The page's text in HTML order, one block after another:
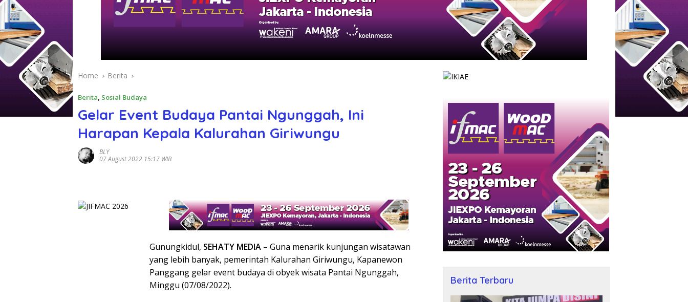
Home Berita
Berita, Sosial Budaya
Gelar Event Budaya Pantai Ngunggah, Ini
Harapan Kepala Kalurahan Giriwungu
BLY
07 August 2022 15:17 WIB
Gunungkidul, SEHATY MEDIA – Guna menarik kunjungan wisatawan
yang lebih banyak, pemerintah Kalurahan Giriwungu, Kapanewon
Panggang gelar event budaya di obyek wisata Pantai Ngunggah,
Minggu (07/08/2022).
Berita Terbaru